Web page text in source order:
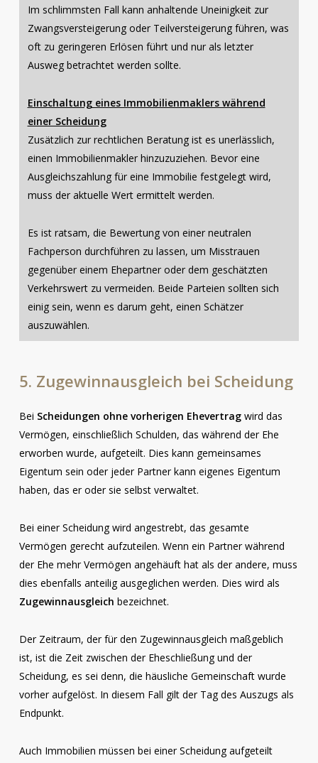
Im schlimmsten Fall kann anhaltende Uneinigkeit zur
Zwangsversteigerung oder Teilversteigerung führen, was
oft zu geringeren Erlösen führt und nur als letzter
Ausweg betrachtet werden sollte.
Einschaltung eines Immobilienmaklers während
einer Scheidung
Zusätzlich zur rechtlichen Beratung ist es unerlässlich,
einen Immobilienmakler hinzuzuziehen. Bevor eine
Ausgleichszahlung für eine Immobilie festgelegt wird,
muss der aktuelle Wert ermittelt werden.
Es ist ratsam, die Bewertung von einer neutralen
Fachperson durchführen zu lassen, um Misstrauen
gegenüber einem Ehepartner oder dem geschätzten
Verkehrswert zu vermeiden. Beide Parteien sollten sich
einig sein, wenn es darum geht, einen Schätzer
auszuwählen.
5. Zugewinnausgleich bei Scheidung
Bei Scheidungen ohne vorherigen Ehevertragwird das
Vermögen, einschließlich Schulden, das während der Ehe
erworben wurde, aufgeteilt. Dies kann gemeinsames
Eigentum sein oder jeder Partner kann eigenes Eigentum
haben, das er oder sie selbst verwaltet.
Bei einer Scheidung wird angestrebt, das gesamte
Vermögen gerecht aufzuteilen. Wenn ein Partner während
der Ehe mehr Vermögen angehäuft hat als der andere, muss
dies ebenfalls anteilig ausgeglichen werden. Dies wird als
Zugewinnausgleich bezeichnet.
Der Zeitraum, der für den Zugewinnausgleich maßgeblich
ist, ist die Zeit zwischen der Eheschließung und der
Scheidung, es sei denn, die häusliche Gemeinschaft wurde
vorher aufgelöst. In diesem Fall gilt der Tag des Auszugs als
Endpunkt.
Auch Immobilien müssen bei einer Scheidung aufgeteilt